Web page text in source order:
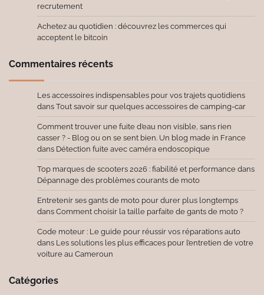
recrutement
Achetez au quotidien : découvrez les commerces qui
acceptent le bitcoin
Commentaires récents
Les accessoires indispensables pour vos trajets quotidiens
dans Tout savoir sur quelques accessoires de camping-car
Comment trouver une fuite d’eau non visible, sans rien
casser ? - Blog ou on se sent bien. Un blog made in France
dans Détection fuite avec caméra endoscopique
Top marques de scooters 2026 : fiabilité et performance dans
Dépannage des problèmes courants de moto
Entretenir ses gants de moto pour durer plus longtemps
dans Comment choisir la taille parfaite de gants de moto ?
Code moteur : Le guide pour réussir vos réparations auto
dans Les solutions les plus efficaces pour l’entretien de votre
voiture au Cameroun
Catégories